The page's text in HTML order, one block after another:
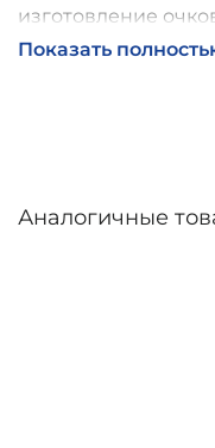
изготовление
обычно 2–5 дней,
Показать
Аналогичные